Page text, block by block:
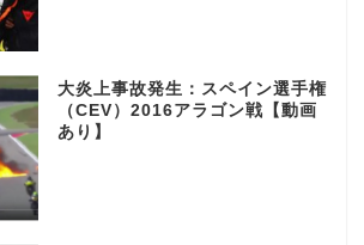
大炎上事故発生：スペイン選手権
（CEV）2016アラゴン戦【動画
あり】